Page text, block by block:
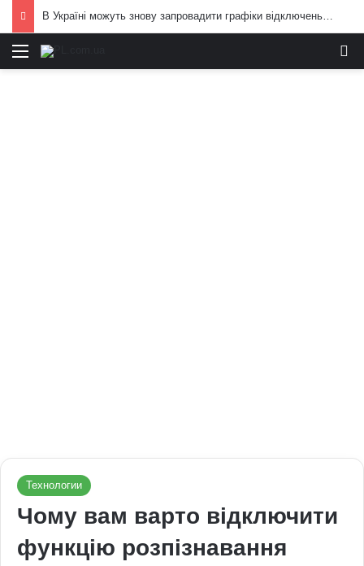
В Україні можуть знову запровадити графіки відключень електроенергії: що вже відомо
Меню
Технологии
Чому вам варто відключити
функцію розпізнавання